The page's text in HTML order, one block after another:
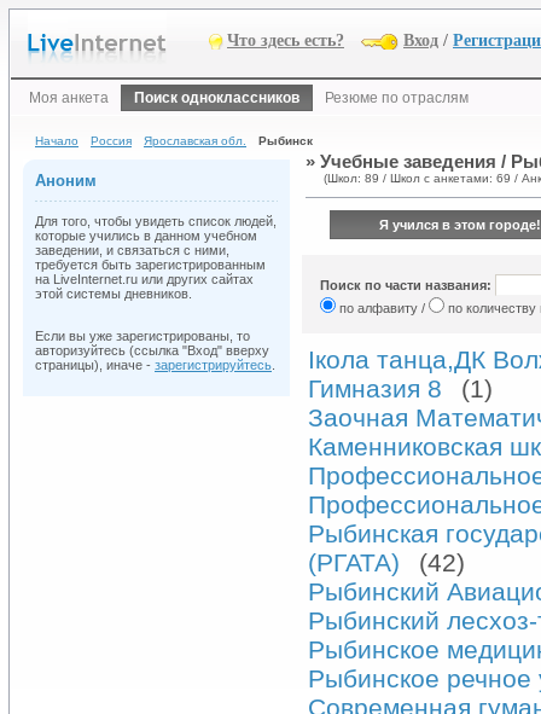
Что здесь есть? Вход /
Моя анкета Поиск одноклассников Резюме по отраслям
Начало Россия Ярославская обл. Рыбинск
Аноним
Для того, чтобы увидеть список людей,
которые учились в данном учебном
заведении, и связаться с ними,
требуется быть зарегистрированным
на LiveInternet.ru или других сайтах
этой системы дневников.
Если вы уже зарегистрированы, то
авторизуйтесь (ссылка "Вход" вверху
страницы), иначе - зарегистрируйтесь
» Учебные заведения /
(Школ: 89 / Школ с анкетами: 69 /
Я учился в этом городе!
Поиск по части названия:
по алфавиту /
по
Iкола танца,ДК
Гимназия 8
(1)
Заочная
Каменниковская
Рыбинская
(РГАТА)
(42)
Рыбинский
Рыбинский
Рыбинское
Рыбинское
Современная